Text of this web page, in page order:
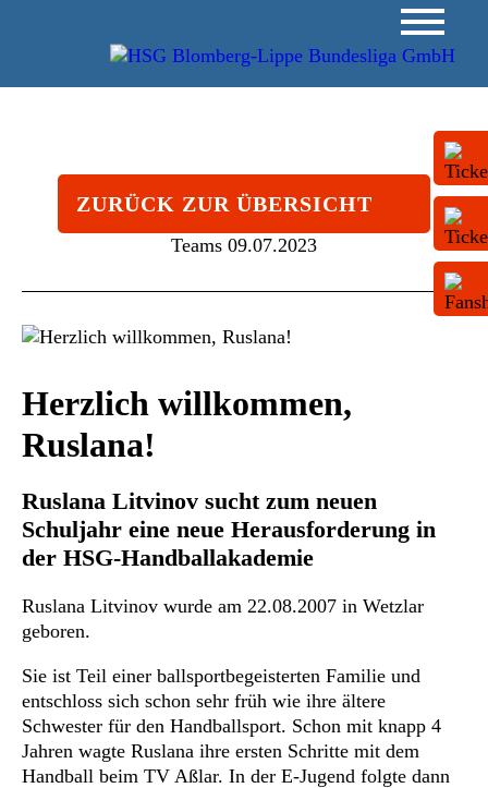
ZURÜCK ZUR ÜBERSICHT
Teams 09.07.2023
Herzlich willkommen,
Ruslana!
Ruslana Litvinov sucht zum neuen
Schuljahr eine neue Herausforderung in
der HSG-Handballakademie
Ruslana Litvinov wurde am 22.08.2007 in Wetzlar
geboren.
Sie ist Teil einer ballsportbegeisterten Familie und
entschloss sich schon sehr früh wie ihre ältere
Schwester für den Handballsport. Schon mit knapp 4
Jahren wagte Ruslana ihre ersten Schritte mit dem
Handball beim TV Aßlar. In der E-Jugend folgte dann